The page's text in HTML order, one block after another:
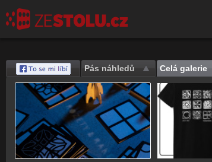
Pás náhledů Celá galerie
Save